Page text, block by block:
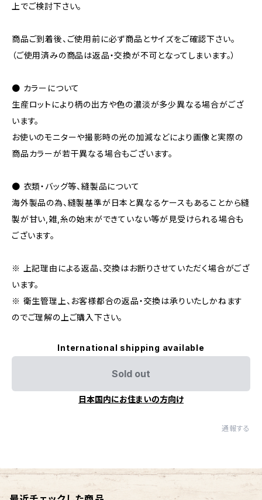
上でご検討下さい。
商品ご到着後、ご使用前に必ず商品とサイズをご確認下さい。
（ご使用済みの商品は返品・交換が不可となってしまいます。）
● カラーについて
生産ロットにより柄の出方や色の濃淡が多少異なる場合がござ
います。
お使いのモニターや撮影時の光の加減などにより画像と実際の
商品カラーが若干異なる場合もございます。
● 衣類・バッグ等、縫製品について
海外製品の為、縫製基準が日本と異なるケースもあることから縫
製が甘い,雑,糸の始末ができていない等が見受けられる場合も
ございます。
※ 上記理由による返品、交換はお断りさせていただく場合がござ
います。
※ 衛生管理上、お客様都合の返品・交換は承りいたしかねます
のでご理解の上ご購入下さい。
International shipping available
Sold out
日本国内にお住まいの方向け
通報する